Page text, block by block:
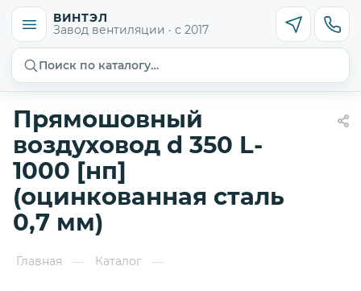
ВИНТЭЛ
Завод вентиляции · с 2017
Поиск по каталогу…
Прямошовный
воздуховод d 350 L-
1000 [нп]
(оцинкованная сталь
0,7 мм)
Главная — Каталог —